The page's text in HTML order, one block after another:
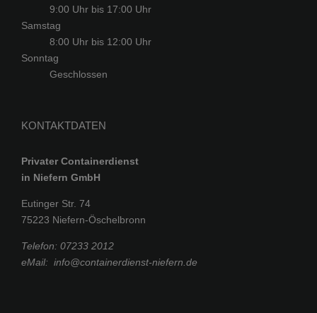
9:00 Uhr bis 17:00 Uhr
Samstag
8:00 Uhr bis 12:00 Uhr
Sonntag
Geschlossen
KONTAKTDATEN
Privater Containerdienst
in Niefern GmbH
Eutinger Str. 74
75223 Niefern-Öschelbronn
Telefon: 07233 2012
eMail: info@containerdienst-niefern.de